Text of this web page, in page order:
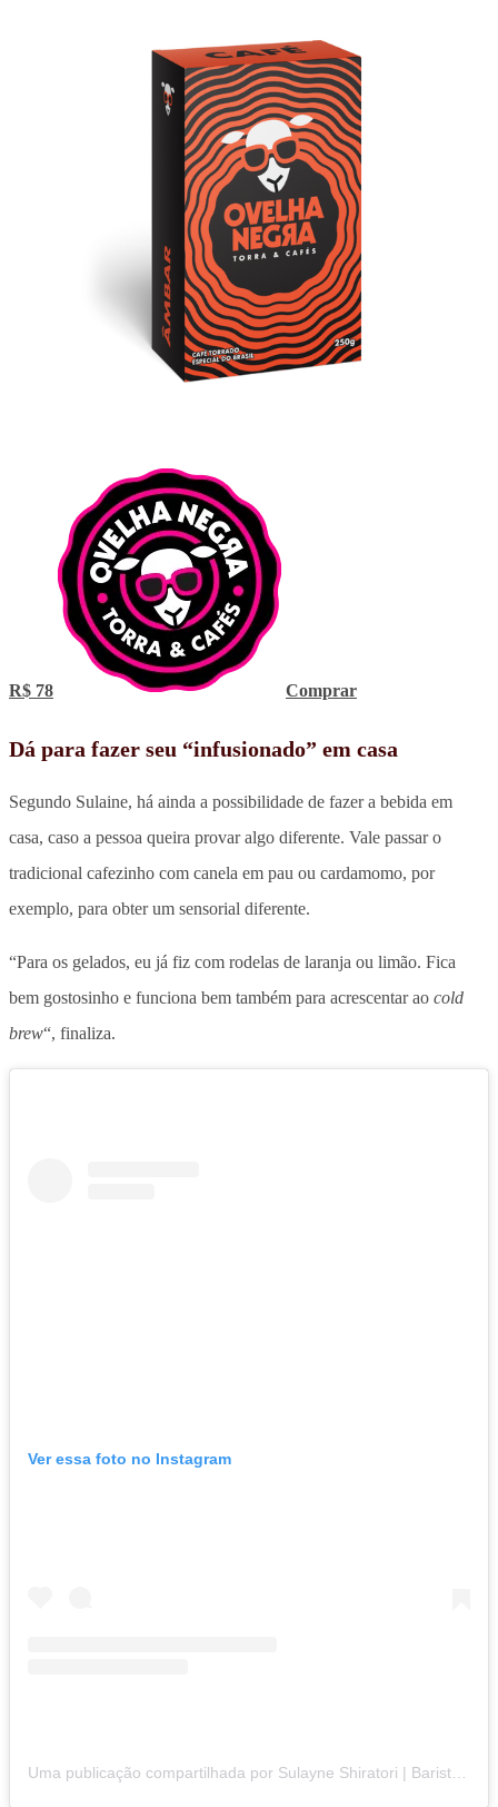
R$ 78 Comprar
Dá para fazer seu “infusionado” em casa
Segundo Sulaine, há ainda a possibilidade de fazer a bebida em
casa, caso a pessoa queira provar algo diferente. Vale passar o
tradicional cafezinho com canela em pau ou cardamomo, por
exemplo, para obter um sensorial diferente.
“Para os gelados, eu já fiz com rodelas de laranja ou limão. Fica
bem gostosinho e funciona bem também para acrescentar ao cold
brew“, finaliza.
Ver essa foto no Instagram